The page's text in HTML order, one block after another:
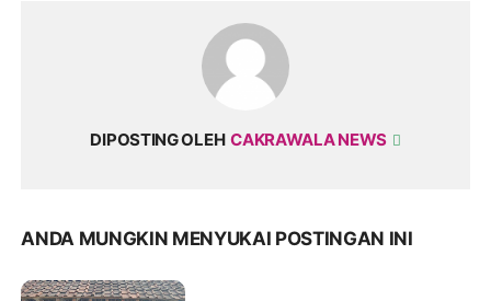
DIPOSTING OLEH CAKRAWALA NEWS
ANDA MUNGKIN MENYUKAI POSTINGAN INI